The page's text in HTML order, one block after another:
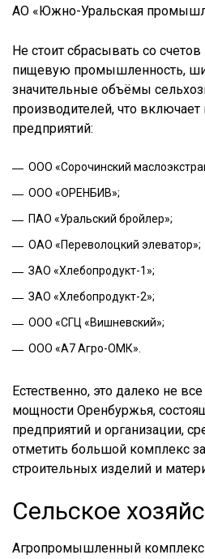
АО «Южно-Уральская
Не стоит сбрасывать со
пищевую промышленность,
значительные объёмы
производителей, что
предприятий:
ООО «Сорочинский
ООО «ОРЕНБИВ»;
ПАО «Уральский бройлер»;
ОАО «Переволоцкий элеватор»;
ЗАО «Хлебопродукт-1»;
ЗАО «Хлебопродукт-2»;
ООО «СГЦ «Вишневский»;
ООО «А7 Агро-ОМК».
Естественно, это далеко не
мощности Оренбуржья,
предприятий и организации,
отметить большой комплекс
строительных изделий и
Сельское
Агропромышленный комплекс